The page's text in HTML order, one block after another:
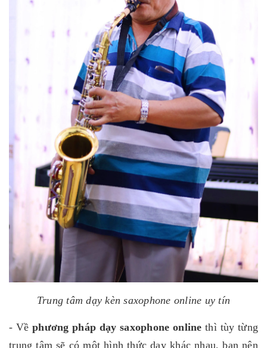
Trung tâm dạy kèn saxophone online uy tín
- Vềphương pháp dạy saxophone online thì tùy từng
trung tâm sẽ có một hình thức dạy khác nhau, bạn nên